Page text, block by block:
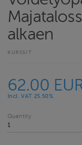
alkaen
KURSSIT
62.00
Incl. VAT 25.50%
Quantity